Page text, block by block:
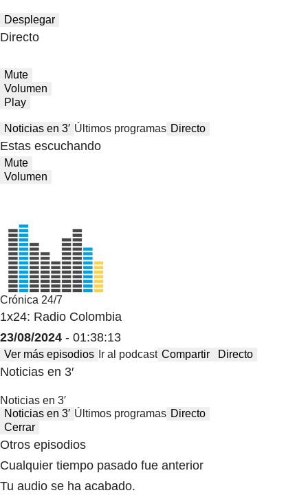
Desplegar
Directo
Mute
Volumen
Play
Noticias en 3′ Últimos programas Directo
Estas escuchando
Mute
Volumen
Crónica 24/7
1x24: Radio Colombia
23/08/2024 - 01:38:13
Ver más episodios Ir al podcast Compartir Directo
Noticias en 3′
Noticias en 3′
Noticias en 3′ Últimos programas Directo
Cerrar
Otros episodios
Cualquier tiempo pasado fue anterior
Tu audio se ha acabado.